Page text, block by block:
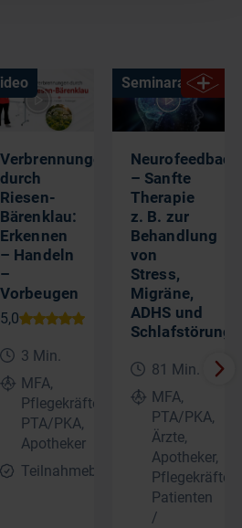
Verbrennungen
durch
Riesen-
Bärenklau:
Erkennen
– Handeln
–
Vorbeugen
3 Min.
MFA,
Pflegekräfte,
PTA/PKA,
Apotheker
Teilnahmebescheinigung
Neurofeedback
– Sanfte
Therapie
z. B. zur
Behandlung
von
Stress,
Migräne,
ADHS und
81 Min.
MFA,
PTA/PKA,
Ärzte,
Apotheker,
Pflegekräfte,
Patienten
/